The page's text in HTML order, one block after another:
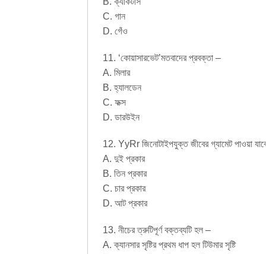
C. গান
D. গেঁও
11. ‘কোয়াসারভেট’মতবাদের প্রবক্তা –
A. মিলার
B. হ্যালডেন
C. ফক্স
D. ডারউইন
12. YyRr জিনোটাইপযুক্ত জীবের গ্যামেট পাওয়া
A. দুই প্রকার
B. তিন প্রকার
C. চার প্রকার
D. আট প্রকার
13. নীচের ত্রুটিপূর্ণ বক্তব্যটি হল –
A. ক্যানসার সৃষ্টির প্রথম ধাপ হল টিউমার সৃষ্টি